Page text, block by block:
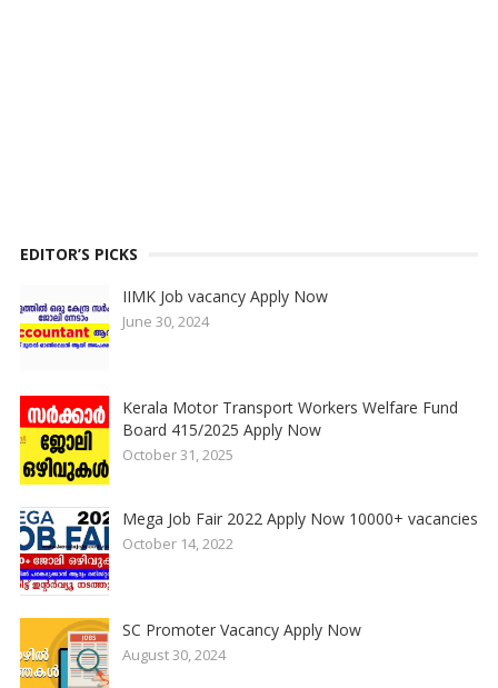
EDITOR’S PICKS
IIMK Job vacancy Apply Now
June 30, 2024
Kerala Motor Transport Workers Welfare Fund
Board 415/2025 Apply Now
October 31, 2025
Mega Job Fair 2022 Apply Now 10000+ vacancies
October 14, 2022
SC Promoter Vacancy Apply Now
August 30, 2024